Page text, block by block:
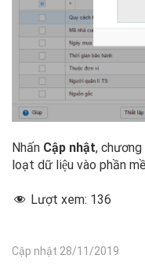
Nhấn Cập nhật,
loạt dữ liệu vào phần
Lượt xem: 136
Cập nhật 28/11/2019